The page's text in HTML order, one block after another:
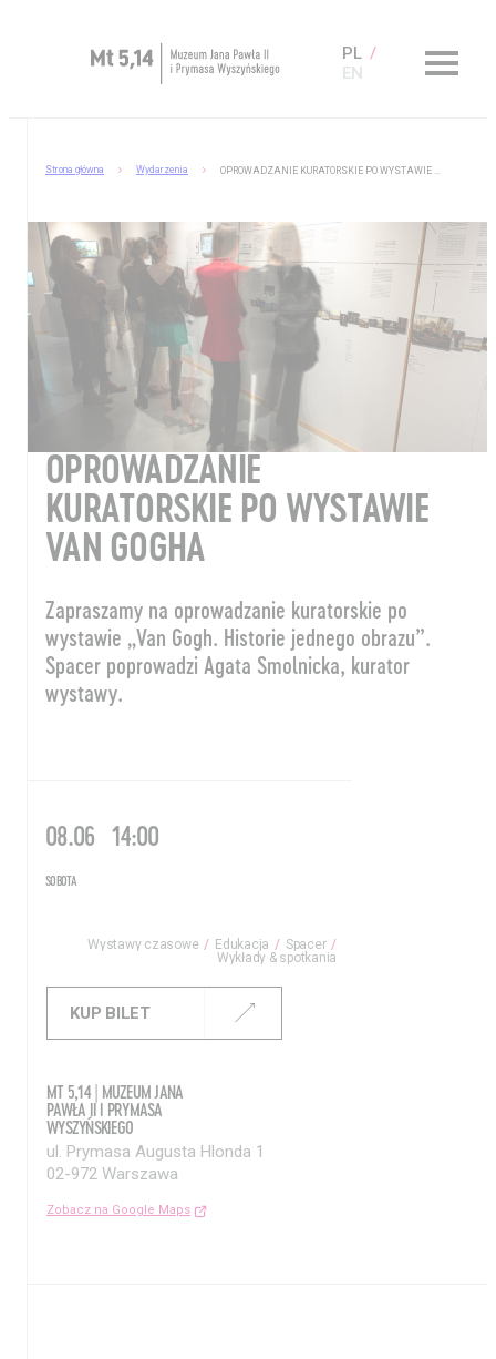
PL
EN
Muzeum dostępne
Kup bilet
Sklep
Aktualności
Wystawy / Wydarzenia
Strona główna Wydarzenia
OPROWADZANIE
KURATORSKIE PO WYSTAWIE
VAN GOGHA
Zapraszamy na oprowadzanie kuratorskie po
wystawie „Van Gogh. Historie jednego obrazu”.
Spacer poprowadzi Agata Smolnicka, kurator
wystawy.
08.06 14:00
SOBOTA
Wystawy czasowe Edukacja
Spacer
Wykłady & spotkania
KUP BILET
MT 5,14 | MUZEUM JANA
PAWŁA II I PRYMASA
WYSZYŃSKIEGO
ul. Prymasa Augusta Hlonda 1
02-972 Warszawa
Zobacz na Google Maps